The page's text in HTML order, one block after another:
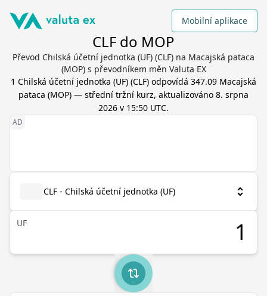
Mobilní aplikace
CLF do MOP
Převod Chilská účetní jednotka (UF) (CLF) na Macajská pataca
(MOP) s převodníkem měn Valuta EX
1 Chilská účetní jednotka (UF) (CLF) odpovídá 347.09 Macajská
pataca (MOP) — střední tržní kurz, aktualizováno 8. srpna
2026 v 15:50 UTC.
CLF - Chilská účetní jednotka (UF)
UF